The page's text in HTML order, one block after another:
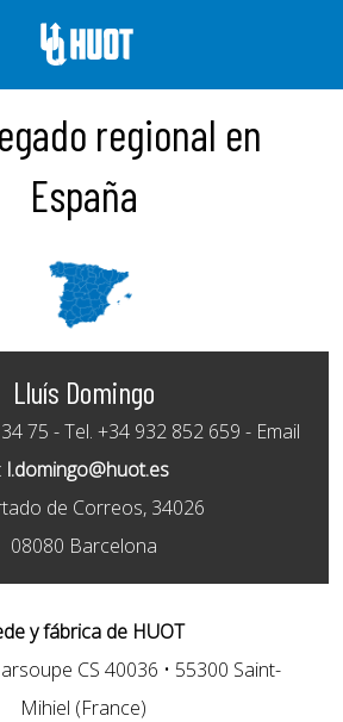
regional en
España
Lluís Domingo
75 - Tel. +34 932 852 659 - Email
: l.domingo@huot.es
de Correos, 34026
08080 Barcelona
y fábrica de HUOT
CS 40036 • 55300 Saint-
Mihiel (France)